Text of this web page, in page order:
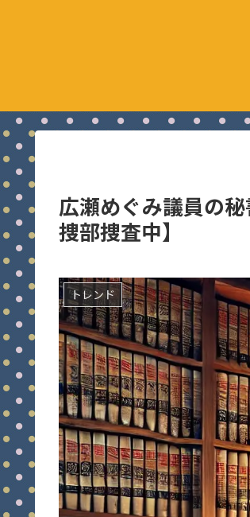
広瀬めぐみ議員の
捜部捜査中】
トレンド